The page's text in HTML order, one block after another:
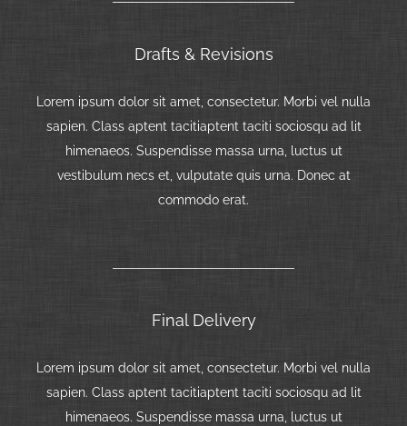
Drafts & Revisions
Lorem ipsum dolor sit amet, consectetur. Morbi vel nulla
sapien. Class aptent tacitiaptent taciti sociosqu ad lit
himenaeos. Suspendisse massa urna, luctus ut
vestibulum necs et, vulputate quis urna. Donec at
commodo erat.
Final Delivery
Lorem ipsum dolor sit amet, consectetur. Morbi vel nulla
sapien. Class aptent tacitiaptent taciti sociosqu ad lit
himenaeos. Suspendisse massa urna, luctus ut